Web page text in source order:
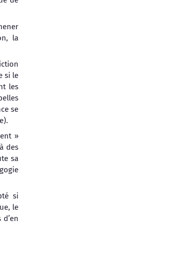
la
si le
les
se
»
des
sa
si
le